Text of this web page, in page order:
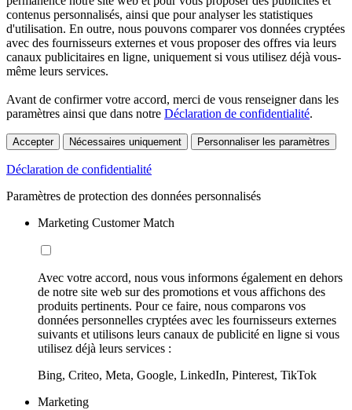
contenus personnalisés, ainsi que pour analyser les statistiques
d'utilisation. En outre, nous pouvons comparer vos données cryptées
avec des fournisseurs externes et vous proposer des offres via leurs
canaux publicitaires en ligne, uniquement si vous utilisez déjà vous-
même leurs services.
Avant de confirmer votre accord, merci de vous renseigner dans les
paramètres ainsi que dans notre Déclaration de confidentialité.
Accepter Nécessaires uniquement Personnaliser les paramètres
Déclaration de confidentialité
Paramètres de protection des données personnalisés
Marketing Customer Match
Avec votre accord, nous vous informons également en dehors
de notre site web sur des promotions et vous affichons des
produits pertinents. Pour ce faire, nous comparons vos
données personnelles cryptées avec les fournisseurs externes
suivants et utilisons leurs canaux de publicité en ligne si vous
utilisez déjà leurs services :
Bing, Criteo, Meta, Google, LinkedIn, Pinterest, TikTok
Marketing